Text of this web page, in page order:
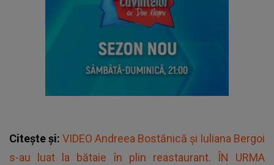
Citește și: VIDEO Andreea Bostănică și Iuliana Bergoi
s-au luat la bătaie în plin reastaurant. ÎN URMA